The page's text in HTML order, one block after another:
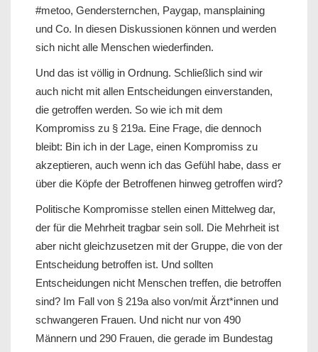
#metoo, Gendersternchen, Paygap, mansplaining
und Co. In diesen Diskussionen können und werden
sich nicht alle Menschen wiederfinden.
Und das ist völlig in Ordnung. Schließlich sind wir
auch nicht mit allen Entscheidungen einverstanden,
die getroffen werden. So wie ich mit dem
Kompromiss zu § 219a. Eine Frage, die dennoch
bleibt: Bin ich in der Lage, einen Kompromiss zu
akzeptieren, auch wenn ich das Gefühl habe, dass er
über die Köpfe der Betroffenen hinweg getroffen wird?
Politische Kompromisse stellen einen Mittelweg dar,
der für die Mehrheit tragbar sein soll. Die Mehrheit ist
aber nicht gleichzusetzen mit der Gruppe, die von der
Entscheidung betroffen ist. Und sollten
Entscheidungen nicht Menschen treffen, die betroffen
sind? Im Fall von § 219a also von/mit Ärzt*innen und
schwangeren Frauen. Und nicht nur von 490
Männern und 290 Frauen, die gerade im Bundestag